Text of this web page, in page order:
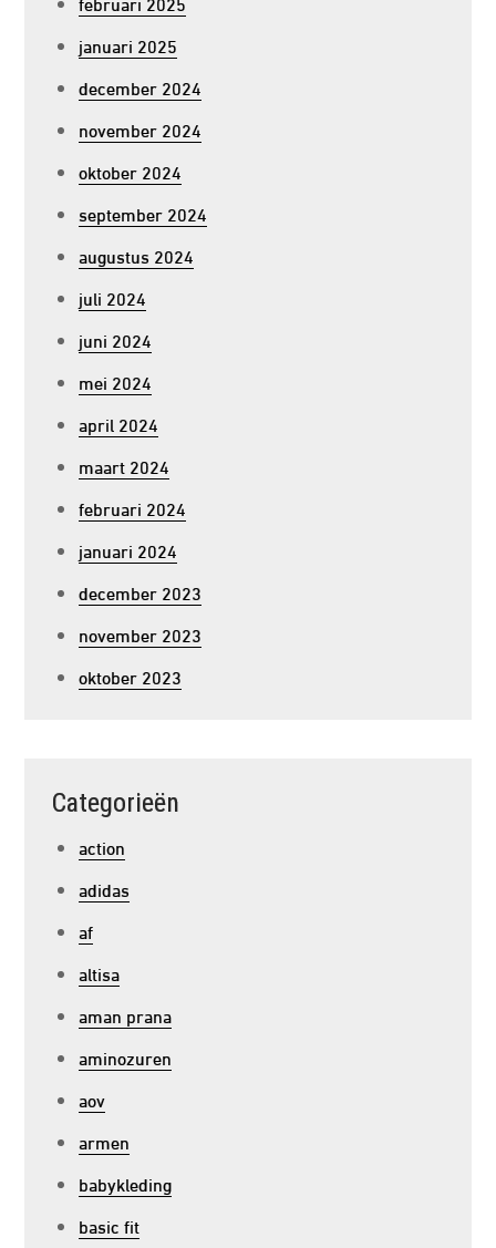
januari 2025
december 2024
november 2024
oktober 2024
september 2024
augustus 2024
juli 2024
juni 2024
mei 2024
april 2024
maart 2024
februari 2024
januari 2024
december 2023
november 2023
oktober 2023
Categorieën
action
adidas
af
altisa
aman prana
aminozuren
aov
armen
babykleding
basic fit